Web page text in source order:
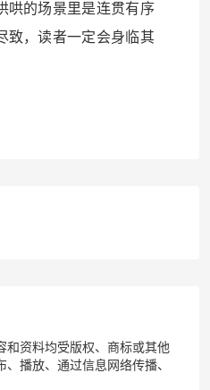
哄的场景里是连贯有序
致，读者一定会身临其
和资料均受版权、商标或其他
播放、通过信息网络传播、